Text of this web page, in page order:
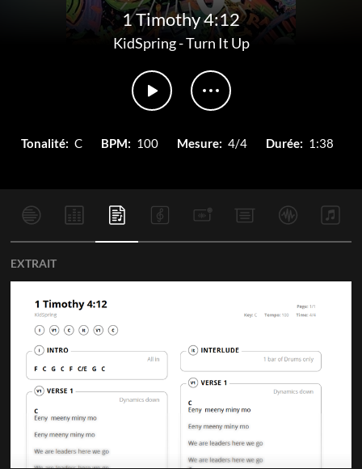
1 Timothy 4:12
KidSpring-Turn It Up
Tonalité: C BPM: 100 Mesure: 4/4 Durée: 1:38
EXTRAIT